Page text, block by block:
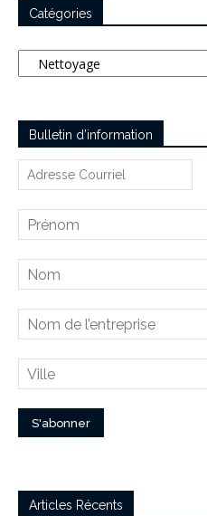
Catégories
Catégories
Bulletin d’information
Articles Récents